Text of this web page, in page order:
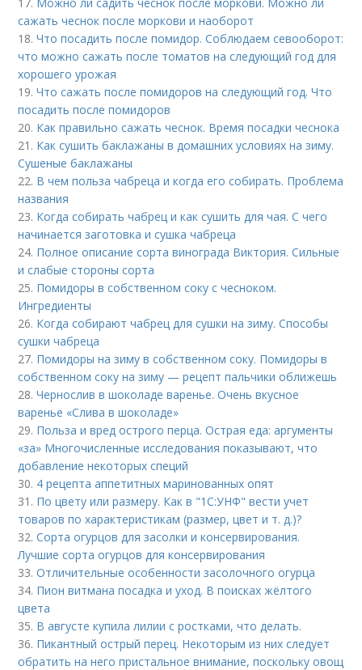
сажать чеснок после моркови и наоборот
18.Что посадить после помидор. Соблюдаем севооборот:
что можно сажать после томатов на следующий год для
хорошего урожая
19.Что сажать после помидоров на следующий год. Что
посадить после помидоров
20. Как правильно сажать чеснок. Время посадки чеснока
21. Как сушить баклажаны в домашних условиях на зиму.
Сушеные баклажаны
22. В чем польза чабреца и когда его собирать. Проблема
названия
23. Когда собирать чабрец и как сушить для чая. С чего
начинается заготовка и сушка чабреца
24. Полное описание сорта винограда Виктория. Сильные
и слабые стороны сорта
25. Помидоры в собственном соку с чесноком.
Ингредиенты
26. Когда собирают чабрец для сушки на зиму. Способы
сушки чабреца
27. Помидоры на зиму в собственном соку. Помидоры в
собственном соку на зиму — рецепт пальчики оближешь
28.Чернослив в шоколаде варенье. Очень вкусное
варенье «Слива в шоколаде»
29. Польза и вред острого перца. Острая еда: аргументы
«за» Многочисленные исследования показывают, что
добавление некоторых специй
30. 4 рецепта аппетитных маринованных опят
31. По цвету или размеру. Как в "1С:УНФ" вести учет
товаров по характеристикам (размер, цвет и т. д.)?
32.Сорта огурцов для засолки и консервирования.
Лучшие сорта огурцов для консервирования
33.Отличительные особенности засолочного огурца
34. Пион витмана посадка и уход. В поисках жёлтого
цвета
35. В августе купила лилии с ростками, что делать.
36. Пикантный острый перец. Некоторым из них следует
обратить на него пристальное внимание, поскольку овощ